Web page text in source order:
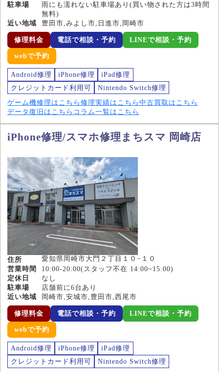
駐車場
雨にも濡れない駐車場あり(買い物された方は3時間
無料)
近い地域
豊田市,みよし市,日進市,岡崎市
修理料金 電話で相談・予約 LINEで相談・予約
webで予約
Android修理 iPhone修理
iPad修理
クレジットカード利用可
Nintendo Switch修理
ゲーム機修理はこちら 修理実績はこちら 中古買取はこちら
データ復旧はこちら コラム一覧はこちら
iPhone修理/スマホ修理まちスマ 岡崎店
住所
愛知県岡崎市大門２丁目１０−１０
営業時間
10:00-20:00(スタッフ不在 14:00~15:00)
定休日
なし
駐車場
店舗前に6台あり
近い地域
岡崎市,安城市,豊田市,西尾市
修理料金 電話で相談・予約 LINEで相談・予約
webで予約
Android修理 iPhone修理
iPad修理
クレジットカード利用可
Nintendo Switch修理